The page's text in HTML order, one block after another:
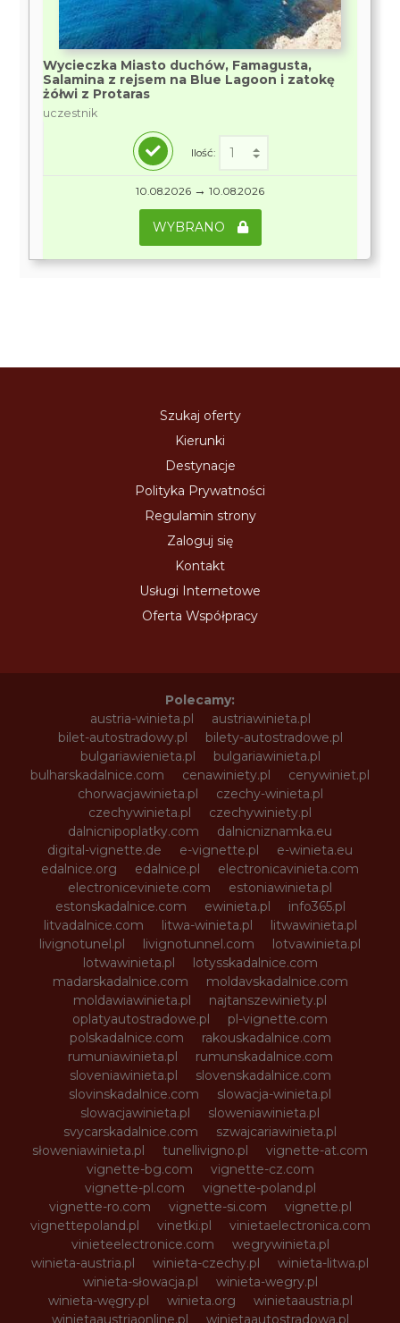
Wycieczka Miasto duchów, Famagusta,
Salamina z rejsem na Blue Lagoon i zatokę
żółwi z Protaras
uczestnik
Ilość:
10.08.2026 → 10.08.2026
WYBRANO
Szukaj oferty
Kierunki
Destynacje
Polityka Prywatności
Regulamin strony
Zaloguj się
Kontakt
Usługi Internetowe
Oferta Współpracy
Polecamy:
austria-winieta.pl
austriawinieta.pl
bilet-autostradowy.pl
bilety-autostradowe.pl
bulgariawienieta.pl
bulgariawinieta.pl
bulharskadalnice.com
cenawiniety.pl
cenywiniet.pl
chorwacjawinieta.pl
czechy-winieta.pl
czechywinieta.pl
czechywiniety.pl
dalnicnipoplatky.com
dalnicniznamka.eu
digital-vignette.de
e-vignette.pl
e-winieta.eu
edalnice.org
edalnice.pl
electronicavinieta.com
electroniceviniete.com
estoniawinieta.pl
estonskadalnice.com
ewinieta.pl
info365.pl
litvadalnice.com
litwa-winieta.pl
litwawinieta.pl
livignotunel.pl
livignotunnel.com
lotvawinieta.pl
lotwawinieta.pl
lotysskadalnice.com
madarskadalnice.com
moldavskadalnice.com
moldawiawinieta.pl
najtanszewiniety.pl
oplatyautostradowe.pl
pl-vignette.com
polskadalnice.com
rakouskadalnice.com
rumuniawinieta.pl
rumunskadalnice.com
sloveniawinieta.pl
slovenskadalnice.com
slovinskadalnice.com
slowacja-winieta.pl
slowacjawinieta.pl
sloweniawinieta.pl
svycarskadalnice.com
szwajcariawinieta.pl
słoweniawinieta.pl
tunellivigno.pl
vignette-at.com
vignette-bg.com
vignette-cz.com
vignette-pl.com
vignette-poland.pl
vignette-ro.com
vignette-si.com
vignette.pl
vignettepoland.pl
vinetki.pl
vinietaelectronica.com
vinieteelectronice.com
wegrywinieta.pl
winieta-austria.pl
winieta-czechy.pl
winieta-litwa.pl
winieta-słowacja.pl
winieta-wegry.pl
winieta-węgry.pl
winieta.org
winietaaustria.pl
winietaaustriaonline.pl
winietaautostradowa.pl